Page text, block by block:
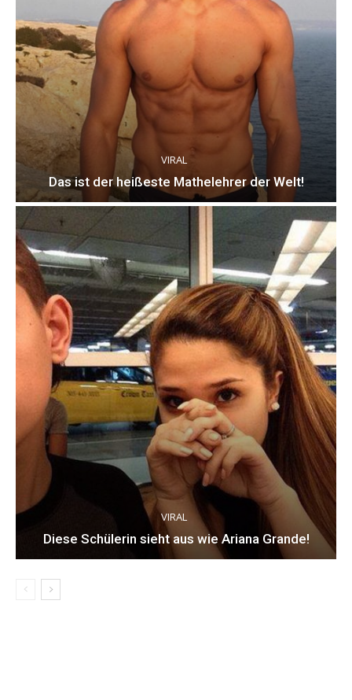
VIRAL
Das ist der heißeste Mathelehrer der Welt!
VIRAL
Diese Schülerin sieht aus wie Ariana Grande!